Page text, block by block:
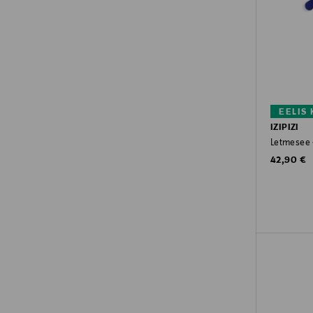
EELIS
IZIPIZI
Original
42,90 €